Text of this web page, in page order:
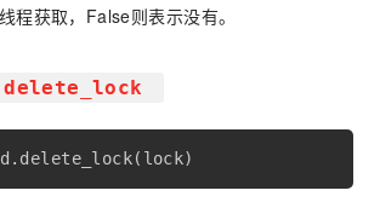
程获取，False则表示没有。
. delete_lock( lock)